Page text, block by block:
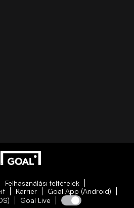
Felhasználási feltételek
Karrier
Goal App (Android)
Goal Live